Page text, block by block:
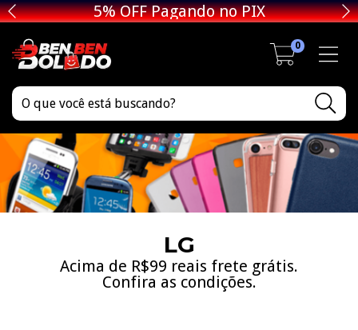
5% OFF Pagando no PIX
0
LG
Acima de R$99 reais frete grátis.
Confira as condições.